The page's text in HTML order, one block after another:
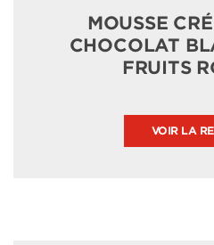
MOUSSE
CHOCOLAT
FRUITS
VOIR LA